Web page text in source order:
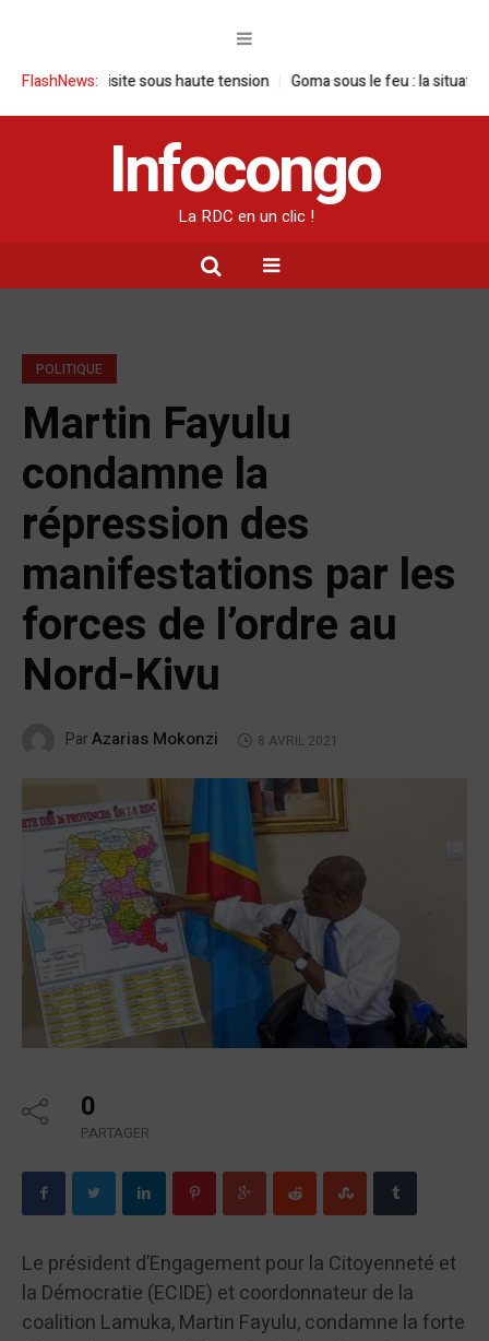
FlashNews:
: une visite sous haute tension Goma sous le feu : la situation
Infocongo
La RDC en un clic !
POLITIQUE
Martin Fayulu
condamne la
répression des
manifestations par les
forces de l’ordre au
Nord-Kivu
ParAzarias Mokonzi 8 AVRIL 2021
0
PARTAGER
Le président d’Engagement pour la Citoyenneté et
la Démocratie (ECIDE) et coordonnateur de la
coalition Lamuka, Martin Fayulu, condamne la forte